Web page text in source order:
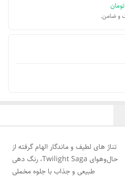
تومان
تناژ های لطیف و ماندگار الهام‌ گرفته از
حال‌وهوای Twilight Saga، رنگ‌ دهی
طبیعی و جذاب با جلوه مخملی